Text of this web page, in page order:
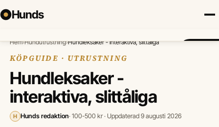
Hunds
Försäkring Hundraser Lokalt Valp Mat Hälsa
Hem›Hundutrustning›Hundleksaker - interaktiva, slittåliga
KÖPGUIDE · UTRUSTNING
Hundleksaker -
interaktiva, slittåliga
H Hunds redaktion· 100-500 kr · Uppdaterad 9 augusti 2026